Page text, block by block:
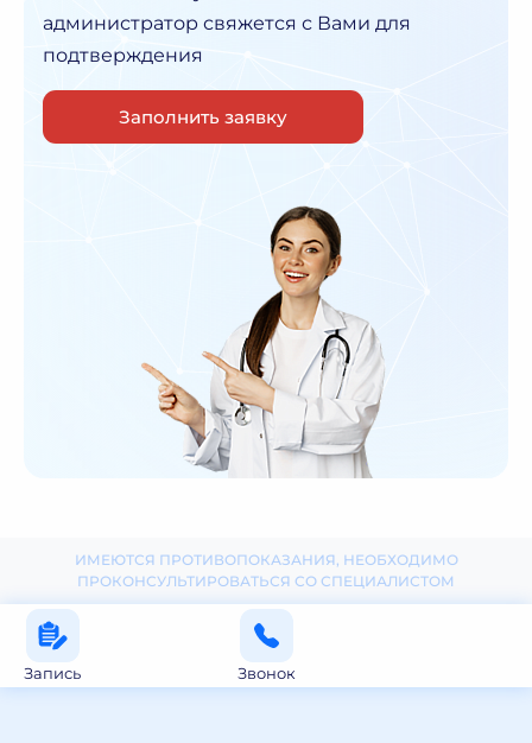
администратор свяжется с Вами для
подтверждения
Заполнить заявку
ИМЕЮТСЯ ПРОТИВОПОКАЗАНИЯ, НЕОБХОДИМО
ПРОКОНСУЛЬТИРОВАТЬСЯ СО СПЕЦИАЛИСТОМ
Запись Звонок